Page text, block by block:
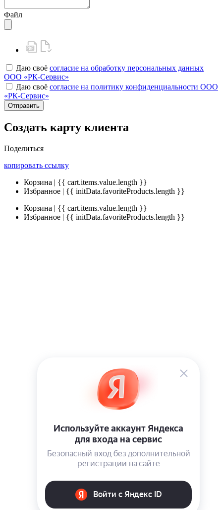
Файл
Даю своё согласие на обработку персональных данных
ООО «РК-Сервис»
Даю своё согласие на политику конфиденциальности ООО
«РК-Сервис»
Отправить
Создать карту клиента
Поделиться
копировать ссылку
Корзина | {{ cart.items.value.length }}
Избранное | {{ initData.favoriteProducts.length }}
Корзина | {{ cart.items.value.length }}
Избранное | {{ initData.favoriteProducts.length }}